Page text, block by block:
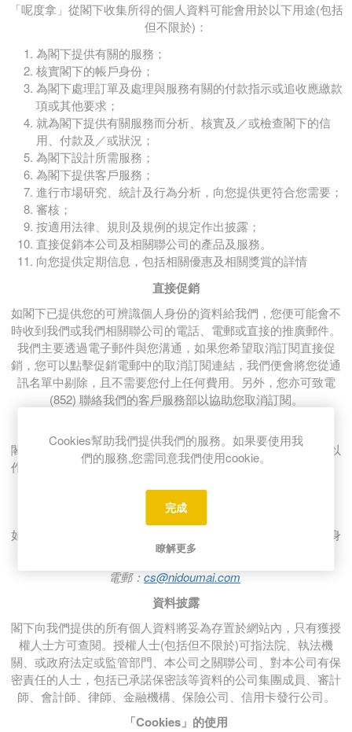
「呢度拿」從閣下收集所得的個人資料可能會用於以下用途(包括
但不限於)：
為閣下提供有關的服務；
核實閣下的帳戶身份；
為閣下處理訂單及處理與服務有關的付款指示或追收應繳款
項或其他要求；
就為閣下提供有關服務而分析、核實及／或檢查閣下的信
用、付款及／或狀況；
為閣下設計所需服務；
為閣下提供客戶服務；
進行市場研究、統計及行為分析，向您提供更符合您需要；
審核；
按適用法律、規則及規例的規定作出披露；
直接促銷本公司及相關聯公司的產品及服務。
向您提供定期信息，包括相關優惠及相關獎賞的詳情
直接促銷
如閣下已提供您的可辨識個人身份的資料給我們，您便可能會不
時收到我們或我們相關聯公司的電話、電郵或直接的推廣郵件。
我們主要透過電子郵件與您溝通，如果您希望取消訂閱直接促
銷，您可以點擊促銷電郵中的取消訂閱連結，我們便會將您從通
訊名單中剔除，且不需要您付上任何費用。另外，您亦可致電
(852) 聯絡我們的客戶服務部以協助您取消訂閱。
閣下與我們進行業務往來之時，我們將保存您的網上交易紀錄以
作審核之用。我們的一般政策是將有關資料保存一段合理時間。
查閱及更正資料
如閣下希望查閱及／或更正您在網上提供給我們的可識辨個人身
份的資料，請致函我們：
電郵： cs@nidoumai.com
資料披露
閣下向我們提供的所有個人資料將妥為存置於網站內，只有獲授
權人士方可查閱。授權人士(包括但不限於)可指法院、執法機
關、或政府法定或監管部門、本公司之關聯公司、對本公司有保
密責任的人士，包括已承諾保密該等資料的公司集團成員、審計
師、會計師、律師、金融機構、保險公司、信用卡發行公司。
「Cookies」的使用
Cookies幫助我們提供我們的服務。如果要使用我
們的服務,您需同意我們使用cookie。
完成
瞭解更多